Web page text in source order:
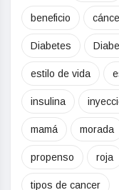
beneficio
Diabetes
estilo de vida
insulina
mamá morada
propenso roja
tipos de cancer